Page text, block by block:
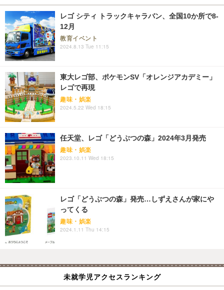
レゴ シティ トラックキャラバン、全国10か所で8-
12月
教育イベント
2024.8.13 Tue 11:15
東大レゴ部、ポケモンSV「オレンジアカデミー」
レゴで再現
趣味・娯楽
2024.5.22 Wed 18:15
任天堂、レゴ「どうぶつの森」2024年3月発売
趣味・娯楽
2023.10.11 Wed 18:15
レゴ「どうぶつの森」発売…しずえさんが家にや
ってくる
趣味・娯楽
2024.1.11 Thu 14:15
未就学児アクセスランキング